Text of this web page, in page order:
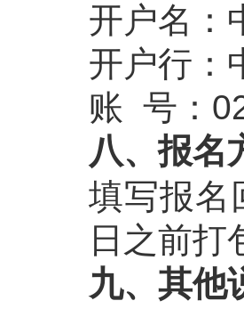
开户名：
开户行：
账 号：
八、报名
填写报名
日之前
九、其他